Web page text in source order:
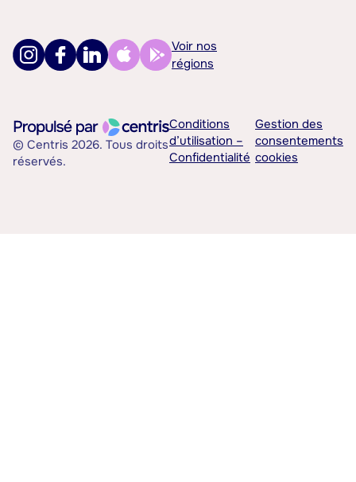
Voir nos
régions
© Centris 2026. Tous droits
réservés.
Conditions
d’utilisation –
Confidentialité
Gestion des
consentements
cookies